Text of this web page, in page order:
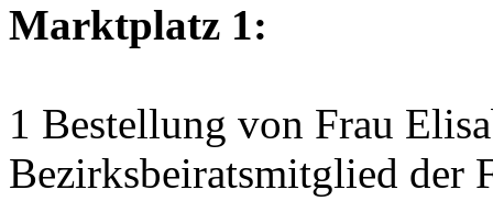
Marktplatz 1:
1 Bestellung von Frau
Bezirksbeiratsmitglied der